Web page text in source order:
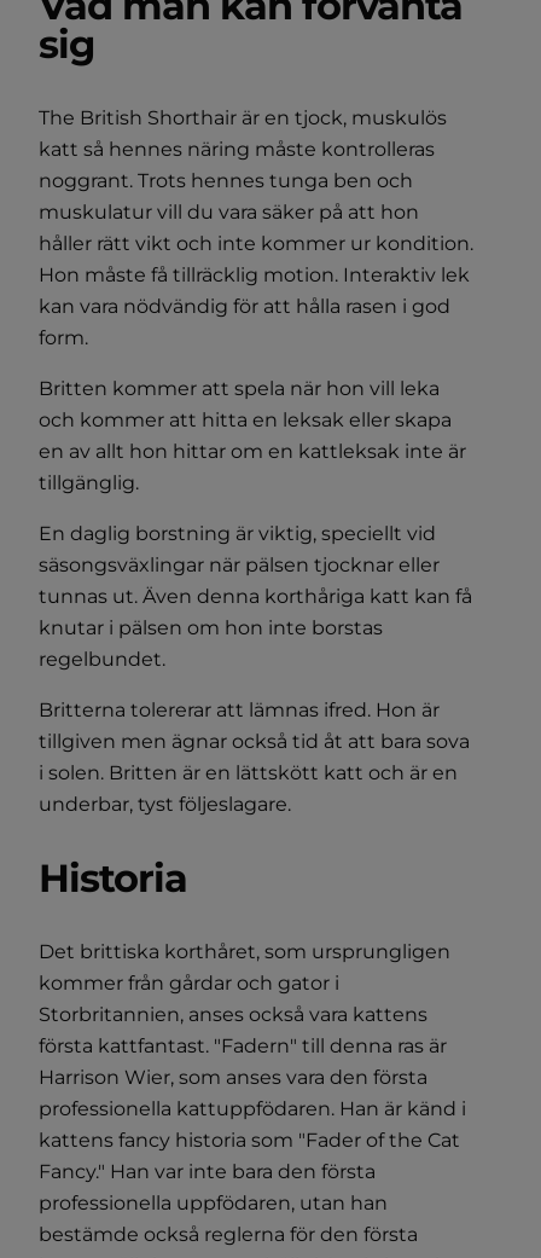
sig
The British Shorthair är en tjock, muskulös
katt så hennes näring måste kontrolleras
noggrant. Trots hennes tunga ben och
muskulatur vill du vara säker på att hon
håller rätt vikt och inte kommer ur kondition.
Hon måste få tillräcklig motion. Interaktiv lek
kan vara nödvändig för att hålla rasen i god
form.
Britten kommer att spela när hon vill leka
och kommer att hitta en leksak eller skapa
en av allt hon hittar om en kattleksak inte är
tillgänglig.
En daglig borstning är viktig, speciellt vid
säsongsväxlingar när pälsen tjocknar eller
tunnas ut. Även denna korthåriga katt kan få
knutar i pälsen om hon inte borstas
regelbundet.
Britterna tolererar att lämnas ifred. Hon är
tillgiven men ägnar också tid åt att bara sova
i solen. Britten är en lättskött katt och är en
underbar, tyst följeslagare.
Historia
Det brittiska korthåret, som ursprungligen
kommer från gårdar och gator i
Storbritannien, anses också vara kattens
första kattfantast. "Fadern" till denna ras är
Harrison Wier, som anses vara den första
professionella kattuppfödaren. Han är känd i
kattens fancy historia som "Fader of the Cat
Fancy." Han var inte bara den första
professionella uppfödaren, utan han
bestämde också reglerna för den första